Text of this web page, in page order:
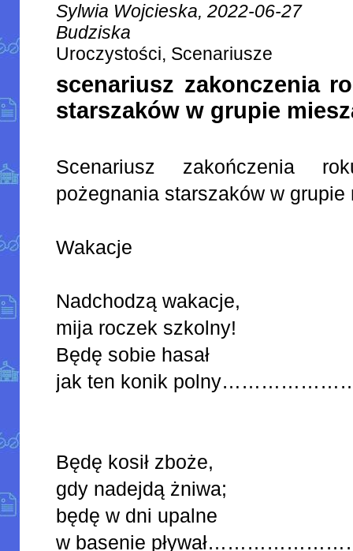
Sylwia Wojcieska, 2022-06-27
Budziska
Uroczystości, Scenariusze
scenariusz zakonczenia
starszaków w grupie
Scenariusz zakończenia
pożegnania starszaków w grupie
Wakacje
Nadchodzą wakacje,
mija roczek szkolny!
Będę sobie hasał
jak ten konik
Będę kosił zboże,
gdy nadejdą żniwa;
będę w dni upalne
w basenie